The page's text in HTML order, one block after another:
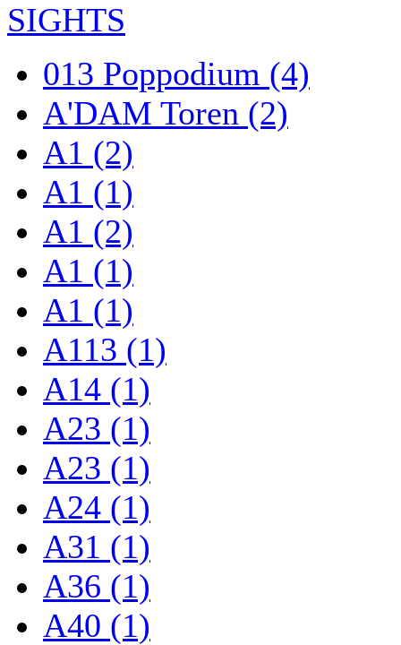
SIGHTS
013 Poppodium (4)
A'DAM Toren (2)
A1 (2)
A1 (1)
A1 (2)
A1 (1)
A1 (1)
A113 (1)
A14 (1)
A23 (1)
A23 (1)
A24 (1)
A31 (1)
A36 (1)
A40 (1)